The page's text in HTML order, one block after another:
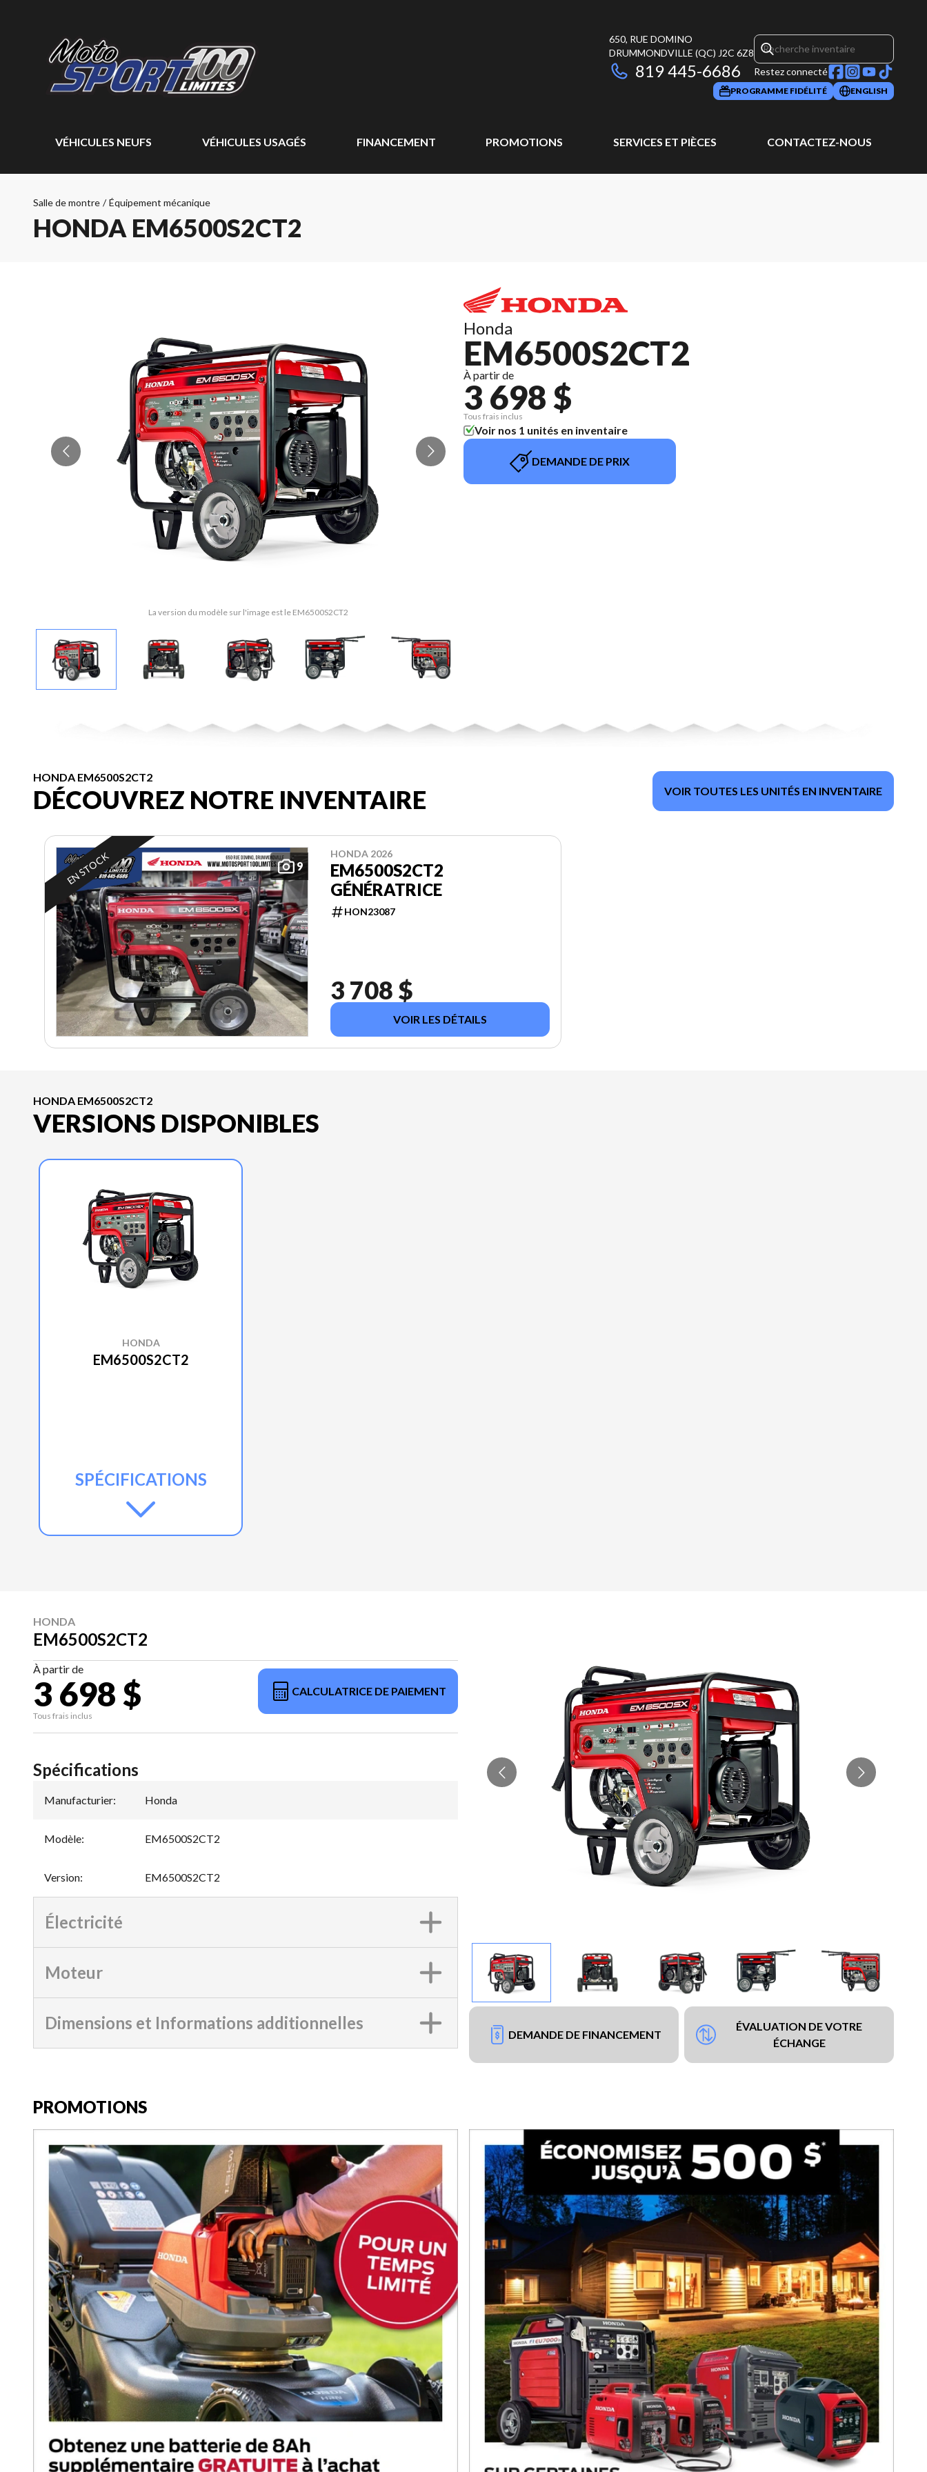
650, RUE DOMINO
DRUMMONDVILLE (QC) J2C 6Z8
819 445-6686 Restez connecté
PROGRAMME FIDÉLITÉ ENGLISH
VÉHICULES NEUFS VÉHICULES USAGÉS FINANCEMENT PROMOTIONS SERVICES ET PIÈCES CONTACTEZ-NOUS
Salle de montre / Équipement mécanique
HONDA EM6500S2CT2
La version du modèle sur l'image est le EM6500S2CT2
Honda
EM6500S2CT2
À partir de
3 698 $
Tous frais inclus
Voir nos 1 unités en inventaire
DEMANDE DE PRIX
HONDA EM6500S2CT2
DÉCOUVREZ NOTRE INVENTAIRE VOIR TOUTES LES UNITÉS EN INVENTAIRE
9
EN STOCK HONDA 2026
EM6500S2CT2
GÉNÉRATRICE
HON23087
3 708 $
VOIR LES DÉTAILS
HONDA EM6500S2CT2
VERSIONS DISPONIBLES
HONDA
EM6500S2CT2
SPÉCIFICATIONS
HONDA
EM6500S2CT2
À partir de
3 698 $
Tous frais inclus
CALCULATRICE DE PAIEMENT
DEMANDE DE FINANCEMENT
ÉVALUATION DE VOTRE
ÉCHANGE
Spécifications
Manufacturier: Honda
Modèle: EM6500S2CT2
Version: EM6500S2CT2
Électricité
Moteur
Dimensions et Informations additionnelles
PROMOTIONS